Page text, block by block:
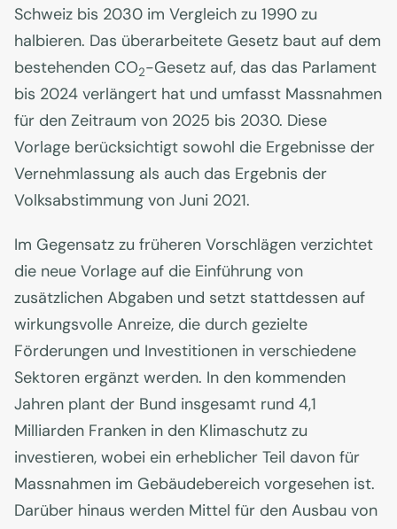
Schweiz bis 2030 im Vergleich zu 1990 zu
halbieren. Das überarbeitete Gesetz baut auf dem
bestehenden CO2-Gesetz auf, das das Parlament
bis 2024 verlängert hat und umfasst Massnahmen
für den Zeitraum von 2025 bis 2030. Diese
Vorlage berücksichtigt sowohl die Ergebnisse der
Vernehmlassung als auch das Ergebnis der
Volksabstimmung von Juni 2021.
Im Gegensatz zu früheren Vorschlägen verzichtet
die neue Vorlage auf die Einführung von
zusätzlichen Abgaben und setzt stattdessen auf
wirkungsvolle Anreize, die durch gezielte
Förderungen und Investitionen in verschiedene
Sektoren ergänzt werden. In den kommenden
Jahren plant der Bund insgesamt rund 4,1
Milliarden Franken in den Klimaschutz zu
investieren, wobei ein erheblicher Teil davon für
Massnahmen im Gebäudebereich vorgesehen ist.
Darüber hinaus werden Mittel für den Ausbau von